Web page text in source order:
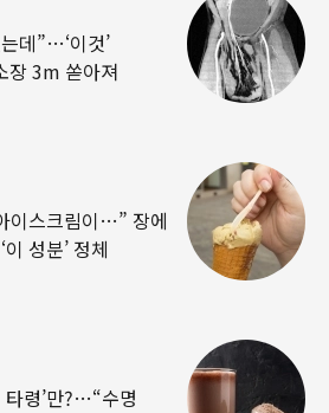
데”…‘이것’
장 3m 쏟아져
이스크림이…” 장에
성분’ 정체
타령’만?…“수명